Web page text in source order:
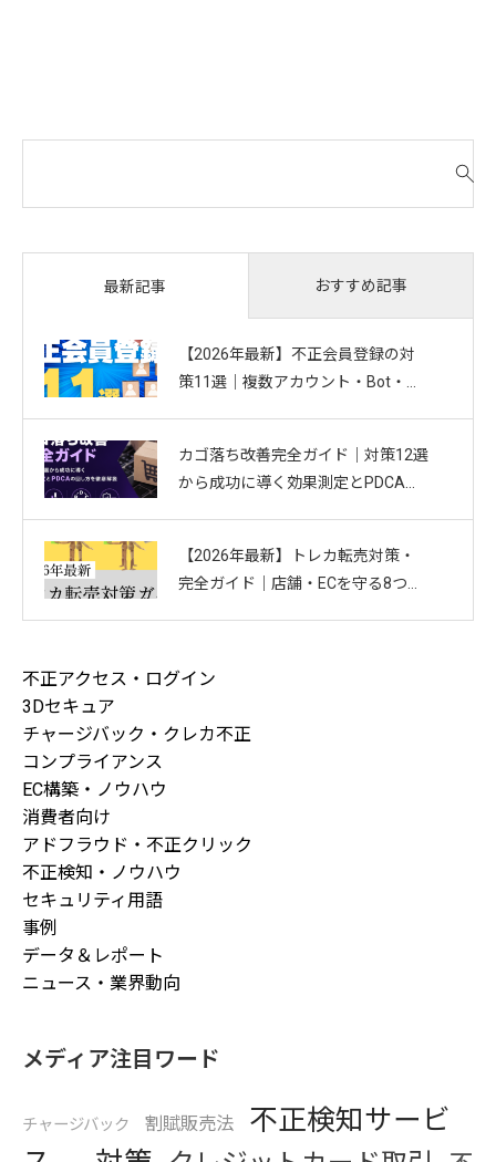
対
最新記事 おすすめ記事
【2026年最新】不正会員登録の対
策11選｜複数アカウント・Bot・捨
カゴ落ち改善完全ガイド｜対策12選
から成功に導く効果測定とPDCAの
【2026年最新】トレカ転売対策・
完全ガイド｜店舗・ECを守る8つの
不正アクセス・ログイン
3Dセキュア
チャージバック・クレカ不正
コンプライアンス
EC構築・ノウハウ
消費者向け
アドフラウド・不正クリック
不正検知・ノウハウ
セキュリティ用語
事例
データ＆レポート
ニュース・業界動向
メディア注目ワード
チャージバック 割賦販売法
不正検知サービ